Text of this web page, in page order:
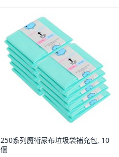
250系列魔術尿布垃圾袋補充包, 10
個